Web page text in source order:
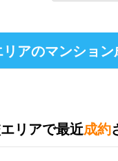
アのマンション
リアで最近成約